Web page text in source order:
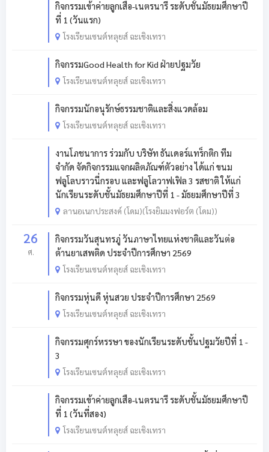
กิจกรรมเข้าค่ายลูกเสือ-เนตรนารี ระดับชั้นมัธยมศึกษาปี
ที่ 1 (วันแรก)
โรงเรียนเซนต์หลุยส์ ฉะเชิงเทรา
กิจกรรมGood Health for Kid ฝ่ายปฐมวัย
โรงเรียนเซนต์หลุยส์ ฉะเชิงเทรา
กิจกรรมนักอนุรักษ์ธรรมชาติและสิ่งแวดล้อม
โรงเรียนเซนต์หลุยส์ ฉะเชิงเทรา
งานโภชนาการ ร่วมกับ บริษัท ธันเดอร์แทร็กติก ทีม
จำกัด จัดกิจกรรมแจกผลิตภัณฑ์ตัวอย่าง ได้แก่ ขนม
ฟลูโลบราวนี่กรอบ และฟลูโลวาฟเฟิล 3 รสชาติ ให้แก่
นักเรียนระดับชั้นมัธยมศึกษาปีที่ 1 - มัธยมศึกษาปีที่ 3
ลานอเนกประสงค์ (โดม)(โรงยิมมงฟอร์ต (โดม))
26
ศ.
กิจกรรมวันสุนทรภู่ วันภาษาไทยแห่งชาติและวันต่อ
ต้านยาเสพติด ประจำปีการศึกษา 2569
โรงเรียนเซนต์หลุยส์ ฉะเชิงเทรา
กิจกรรมหุ่นดี หุ่นสวย ประจำปีการศึกษา 2569
โรงเรียนเซนต์หลุยส์ ฉะเชิงเทรา
กิจกรรมศุกร์หรรษา ของนักเรียนระดับชั้นปฐมวัยปีที่ 1 -
3
โรงเรียนเซนต์หลุยส์ ฉะเชิงเทรา
กิจกรรมเข้าค่ายลูกเสือ-เนตรนารี ระดับชั้นมัธยมศึกษาปี
ที่ 1 (วันที่สอง)
โรงเรียนเซนต์หลุยส์ ฉะเชิงเทรา